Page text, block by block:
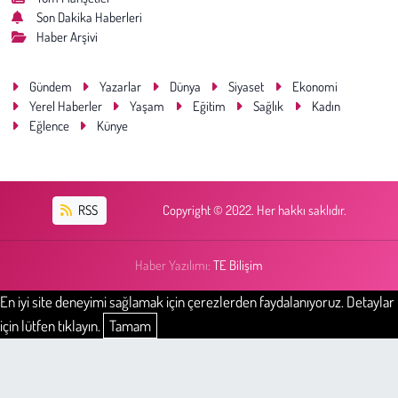
Son Dakika Haberleri
Haber Arşivi
Gündem Yazarlar Dünya Siyaset
Ekonomi
Yerel Haberler
Yaşam Eğitim Sağlık
Kadın
Eğlence
Künye
RSS Copyright © 2022. Her hakkı saklıdır.
Haber Yazılımı: TE Bilişim
En iyi site deneyimi sağlamak için çerezlerden faydalanıyoruz. Detaylar
için lütfen tıklayın. Tamam